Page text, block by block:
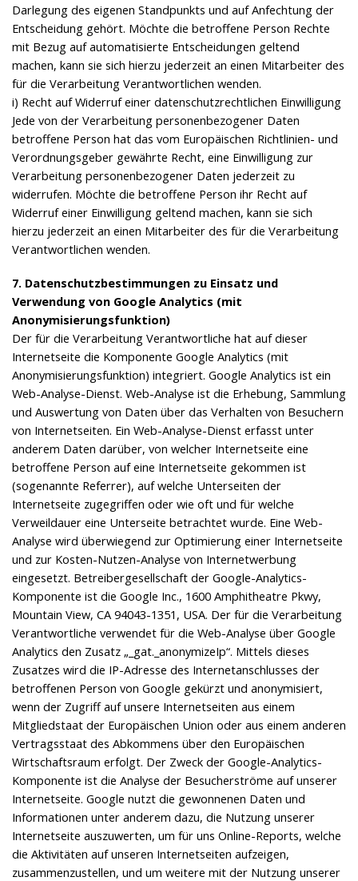
Darlegung des eigenen Standpunkts und auf Anfechtung der
Entscheidung gehört. Möchte die betroffene Person Rechte
mit Bezug auf automatisierte Entscheidungen geltend
machen, kann sie sich hierzu jederzeit an einen Mitarbeiter des
für die Verarbeitung Verantwortlichen wenden.
i) Recht auf Widerruf einer datenschutzrechtlichen Einwilligung
Jede von der Verarbeitung personenbezogener Daten
betroffene Person hat das vom Europäischen Richtlinien- und
Verordnungsgeber gewährte Recht, eine Einwilligung zur
Verarbeitung personenbezogener Daten jederzeit zu
widerrufen. Möchte die betroffene Person ihr Recht auf
Widerruf einer Einwilligung geltend machen, kann sie sich
hierzu jederzeit an einen Mitarbeiter des für die Verarbeitung
Verantwortlichen wenden.
7. Datenschutzbestimmungen zu Einsatz und
Verwendung von Google Analytics (mit
Anonymisierungsfunktion)
Der für die Verarbeitung Verantwortliche hat auf dieser
Internetseite die Komponente Google Analytics (mit
Anonymisierungsfunktion) integriert. Google Analytics ist ein
Web-Analyse-Dienst. Web-Analyse ist die Erhebung, Sammlung
und Auswertung von Daten über das Verhalten von Besuchern
von Internetseiten. Ein Web-Analyse-Dienst erfasst unter
anderem Daten darüber, von welcher Internetseite eine
betroffene Person auf eine Internetseite gekommen ist
(sogenannte Referrer), auf welche Unterseiten der
Internetseite zugegriffen oder wie oft und für welche
Verweildauer eine Unterseite betrachtet wurde. Eine Web-
Analyse wird überwiegend zur Optimierung einer Internetseite
und zur Kosten-Nutzen-Analyse von Internetwerbung
eingesetzt. Betreibergesellschaft der Google-Analytics-
Komponente ist die Google Inc., 1600 Amphitheatre Pkwy,
Mountain View, CA 94043-1351, USA. Der für die Verarbeitung
Verantwortliche verwendet für die Web-Analyse über Google
Analytics den Zusatz „_gat._anonymizeIp“. Mittels dieses
Zusatzes wird die IP-Adresse des Internetanschlusses der
betroffenen Person von Google gekürzt und anonymisiert,
wenn der Zugriff auf unsere Internetseiten aus einem
Mitgliedstaat der Europäischen Union oder aus einem anderen
Vertragsstaat des Abkommens über den Europäischen
Wirtschaftsraum erfolgt. Der Zweck der Google-Analytics-
Komponente ist die Analyse der Besucherströme auf unserer
Internetseite. Google nutzt die gewonnenen Daten und
Informationen unter anderem dazu, die Nutzung unserer
Internetseite auszuwerten, um für uns Online-Reports, welche
die Aktivitäten auf unseren Internetseiten aufzeigen,
zusammenzustellen, und um weitere mit der Nutzung unserer